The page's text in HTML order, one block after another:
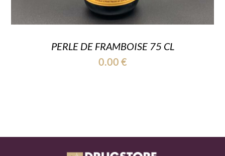
PERLE DE FRAMBOISE 75 CL
0.00 €